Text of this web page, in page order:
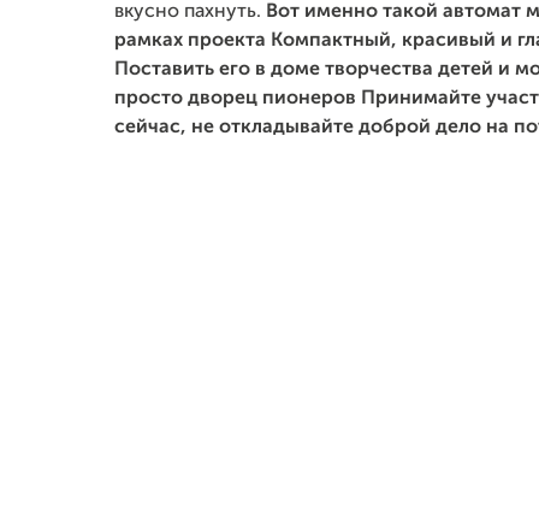
вкусно пахнуть. Вот именно такой автомат
рамках проекта Компактный, красивый и
Поставить его в доме творчества детей и
просто дворец пионеров Принимайте
сейчас, не откладывайте доброй дело на